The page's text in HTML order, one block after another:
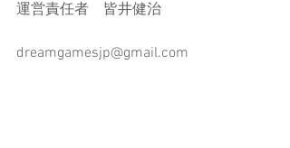
運営責任者　皆井健治
dreamgamesjp@gmail.com